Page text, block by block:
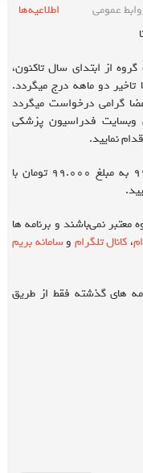
عمومی
اطلاعیه‌ها
از ابتدای سال تاکنون،
عضویت و بیمه ورزشی سال ۱۳۹۹ با تاخیر دو ماهه درج میگردد.
روال سال ۹۸ از شما اعضا گرامی درخواست میگردد
فدراسیون پزشکی
نمایید.
معتبر نمی‌باشند و برنامه ها
،کانال تلگراموسامانه بریم
های گذشته فقط از طریق